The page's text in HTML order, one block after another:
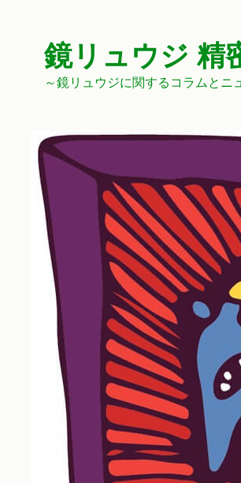
鏡リュウジ 精
～鏡リュウジに関するコラムとニ